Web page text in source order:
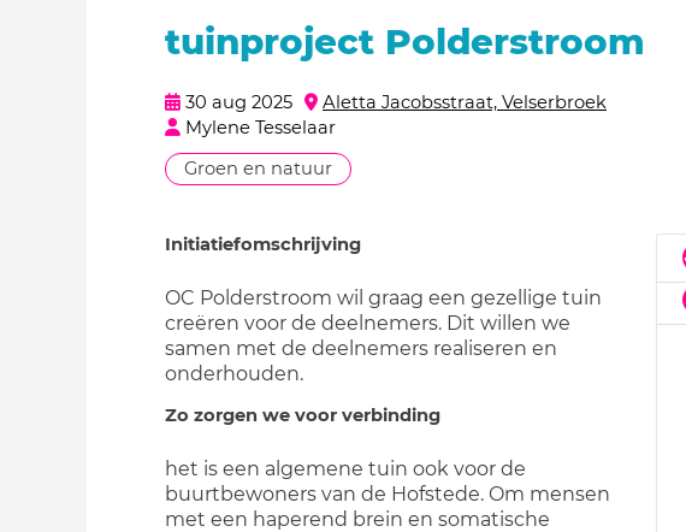
tuinproject Polderstroom
30 aug 2025
Aletta Jacobsstraat, Velserbroek
Mylene Tesselaar
Groen en natuur
Initiatiefomschrijving
OC Polderstroom wil graag een gezellige tuin
creëren voor de deelnemers. Dit willen we
samen met de deelnemers realiseren en
onderhouden.
Zo zorgen we voor verbinding
het is een algemene tuin ook voor de
buurtbewoners van de Hofstede. Om mensen
met een haperend brein en somatische